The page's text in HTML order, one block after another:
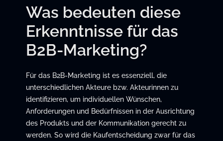
Was bedeuten diese
Erkenntnisse für das
B2B-Marketing?
Für das B2B-Marketing ist es essenziell, die
unterschiedlichen Akteure bzw. Akteurinnen zu
identifizieren, um individuellen Wünschen,
Anforderungen und Bedürfnissen in der Ausrichtung
des Produkts und der Kommunikation gerecht zu
werden. So wird die Kaufentscheidung zwar für das